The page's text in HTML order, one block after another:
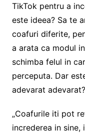
TikTok pentru a
este ideea? Sa te
coafuri diferite,
a arata ca modul
schimba felul in
perceputa. Dar
adevarat adevarat?
„Coafurile iti pot
increderea in